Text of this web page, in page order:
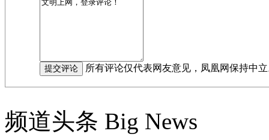
所有评论仅代表网友意见，凤凰网保持中
频道头条 Big News